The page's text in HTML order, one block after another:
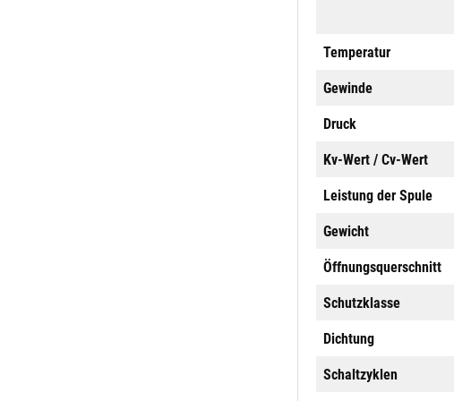
Temperatur
Gewinde
Druck
Kv-Wert / Cv-Wert
Leistung der Spule
Gewicht
Öffnungsquerschnitt
Schutzklasse
Dichtung
Schaltzyklen